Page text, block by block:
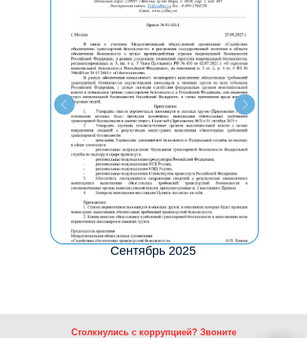
Сентябрь 2025
Столкнулись с коррупцией? Звоните